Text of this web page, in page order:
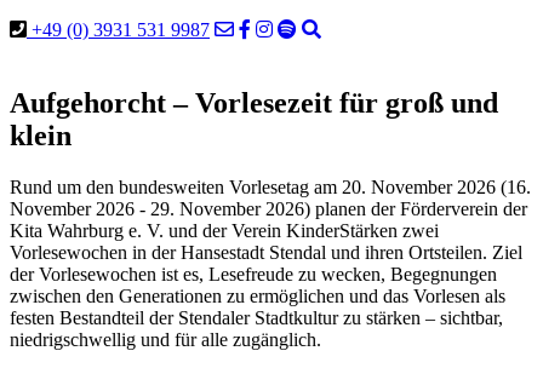
+49 (0) 3931 531 9987
Aufgehorcht – Vorlesezeit für groß und
klein
Rund um den bundesweiten Vorlesetag am 20. November 2026 (16.
November 2026 - 29. November 2026) planen der Förderverein der
Kita Wahrburg e. V. und der Verein KinderStärken zwei
Vorlesewochen in der Hansestadt Stendal und ihren Ortsteilen. Ziel
der Vorlesewochen ist es, Lesefreude zu wecken, Begegnungen
zwischen den Generationen zu ermöglichen und das Vorlesen als
festen Bestandteil der Stendaler Stadtkultur zu stärken – sichtbar,
niedrigschwellig und für alle zugänglich.